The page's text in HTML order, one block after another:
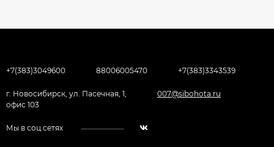
+7(383)3049600 88006005470 +7(383)3343539
г. Новосибирск, ул. Пасечная, 1,
офис 103
007@sibohota.ru
Мы в соц.сетях